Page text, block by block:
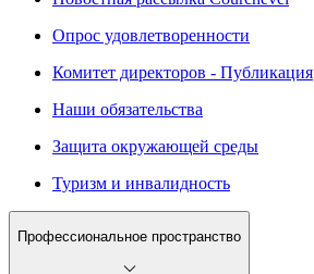
Опрос удовлетворенности
Комитет директоров - Публикация
Наши обязательства
Защита окружающей среды
Туризм и инвалидность
Профессиональное пространство